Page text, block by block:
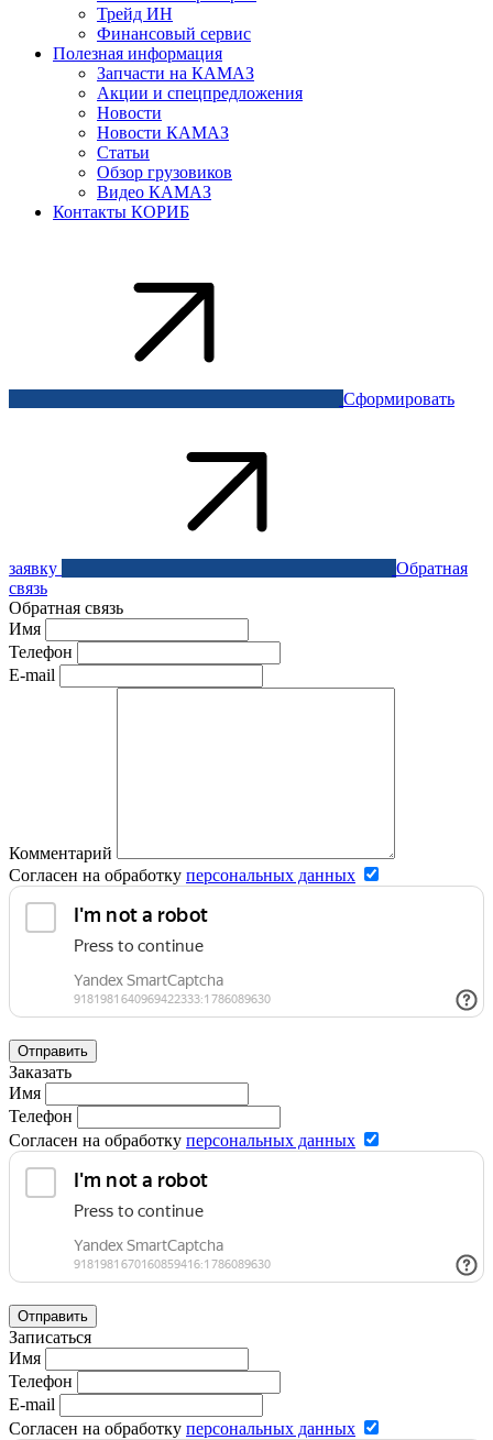
Трейд ИН
Финансовый сервис
Полезная информация
Запчасти на КАМАЗ
Акции и спецпредложения
Новости
Новости КАМАЗ
Статьи
Обзор грузовиков
Видео КАМАЗ
Контакты КОРИБ
Сформировать
заявку
Обратная
связь
Обратная связь
Имя
Телефон
E-mail
Комментарий
Согласен на обработку персональных данных
Отправить
Заказать
Имя
Телефон
Согласен на обработку персональных данных
Отправить
Записаться
Имя
Телефон
E-mail
Согласен на обработку персональных данных